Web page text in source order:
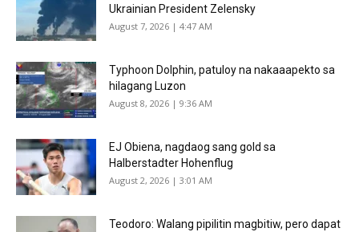
Ukrainian President Zelensky
August 7, 2026 | 4:47 AM
Typhoon Dolphin, patuloy na nakaaapekto sa
hilagang Luzon
August 8, 2026 | 9:36 AM
EJ Obiena, nagdaog sang gold sa
Halberstadter Hohenflug
August 2, 2026 | 3:01 AM
Teodoro: Walang pipilitin magbitiw, pero dapat